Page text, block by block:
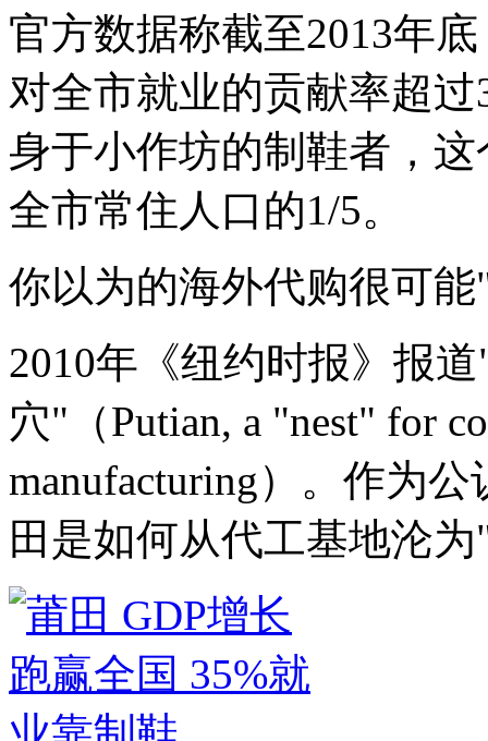
官方数据称截至2013年
对全市就业的贡献率超
身于小作坊的制鞋者，
全市常住人口的1/5。
你以为的海外代购很可能
2010年《纽约时报》报
穴"（Putian, a "nest" for
manufacturing）。作为
田是如何从代工基地沦